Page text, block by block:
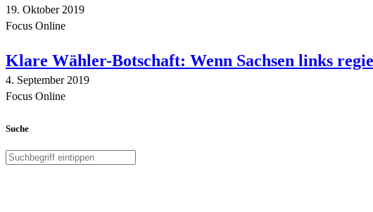
19. Oktober 2019
Focus Online
Klare Wähler-Botschaft: Wenn Sachsen links
4. September 2019
Focus Online
Suche